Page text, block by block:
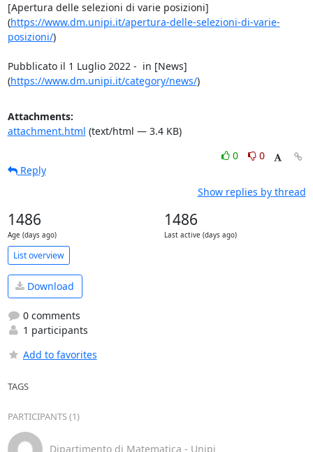
[Apertura delle selezioni di varie posizioni]
(https://www.dm.unipi.it/apertura-delle-selezioni-di-varie-
posizioni/)
Pubblicato il 1 Luglio 2022 -  in [News]
(https://www.dm.unipi.it/category/news/)
Attachments:
attachment.html (text/html — 3.4 KB)
0
0
Reply
Show replies by thread
1486
Age (days ago)
1486
Last active (days ago)
List overview
Download
0 comments
1 participants
Add to favorites
TAGS
PARTICIPANTS (1)
Dipartimento di Matematica - Unipi